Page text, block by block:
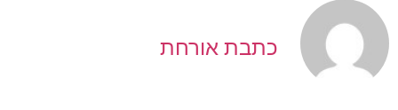
כתבת אורחת